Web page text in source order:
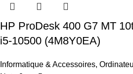
HP ProDesk 400 G7 MT
i5-10500 (4M8Y0EA)
Informatique & Accessoires,